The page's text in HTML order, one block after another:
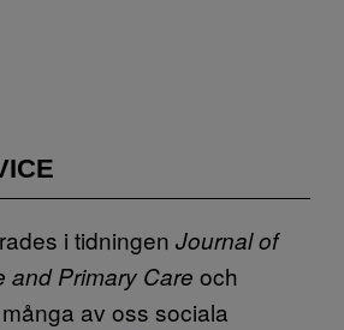
i tidningen Journal of
and Primary Care och
av oss sociala